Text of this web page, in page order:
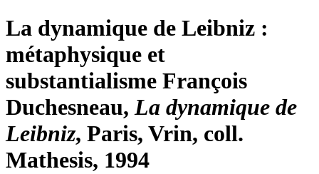
La dynamique de Leibniz :
métaphysique et
substantialisme François
Duchesneau, La dynamique de
Leibniz, Paris, Vrin, coll.
Mathesis, 1994